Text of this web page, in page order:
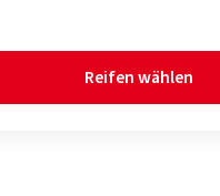
Reifen wählen